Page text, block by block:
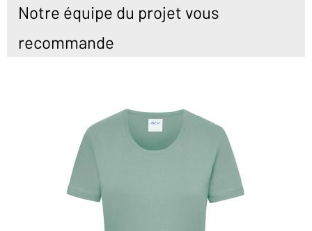
Notre équipe du projet vous
recommande